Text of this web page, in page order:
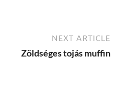
NEXT ARTICLE
Zöldséges tojás muffin